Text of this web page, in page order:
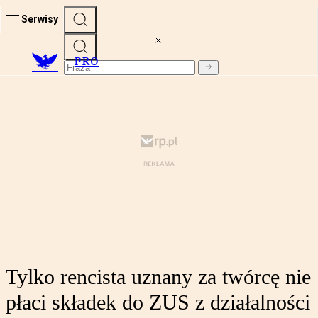
Serwisy
PRO
Tylko rencista uznany za twórcę nie
płaci składek do ZUS z działalności